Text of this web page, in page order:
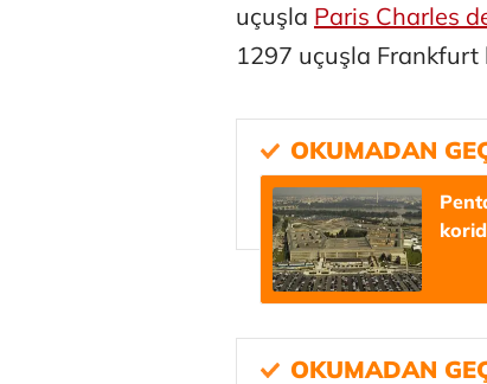
uçuşla Paris Charles
1297 uçuşla
Tunca